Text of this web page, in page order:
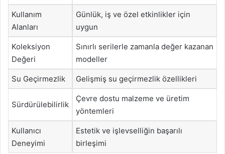
Kullanım
Alanları
Günlük, iş ve özel etkinlikler için
uygun
Koleksiyon
Değeri
Sınırlı serilerle zamanla değer kazanan
modeller
Su Geçirmezlik Gelişmiş su geçirmezlik özellikleri
Sürdürülebilirlik
Çevre dostu malzeme ve üretim
yöntemleri
Kullanıcı
Deneyimi
Estetik ve işlevselliğin başarılı
birleşimi